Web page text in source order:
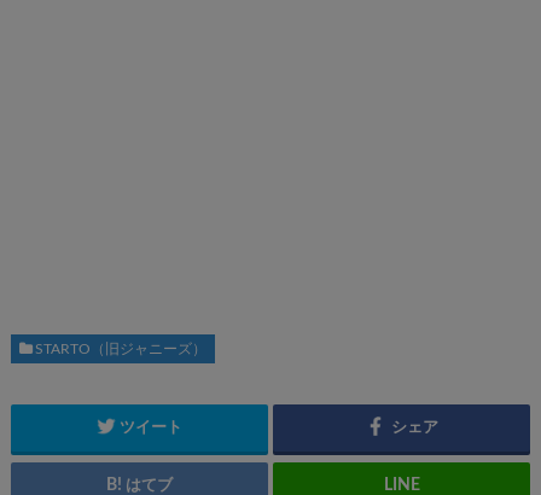
STARTO（旧ジャニーズ）
ツイート シェア
はてブ